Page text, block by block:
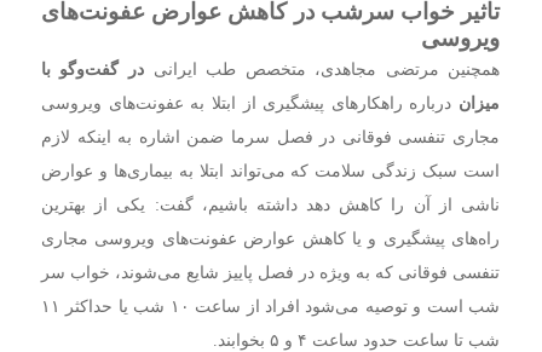
تاثیر خواب سرشب در کاهش عوارض عفونت‌های
ویروسی
همچنین مرتضی مجاهدی، متخصص طب ایرانی در گفت‌وگو با
میزان درباره راهکار‌های پیشگیری از ابتلا به عفونت‌های ویروسی
مجاری تنفسی فوقانی در فصل سرما ضمن اشاره به اینکه لازم
است سبک زندگی سلامت که می‌تواند ابتلا به بیماری‌ها و عوارض
ناشی از آن‌ را کاهش دهد داشته باشیم، گفت: یکی از بهترین
راه‌های پیشگیری و یا کاهش عوارض عفونت‌های ویروسی مجاری
تنفسی فوقانی که به ویژه در فصل پاییز شایع می‌شوند، خواب سر
شب است و توصیه می‌شود افراد از ساعت ۱۰ شب یا حداکثر ۱۱
شب تا ساعت حدود ساعت ۴ و ۵ بخوابند.